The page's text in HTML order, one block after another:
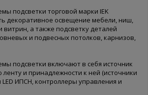
подсветки торговой марки IEK
декоративное освещение мебели, ниш,
витрин, а также подсветку деталей
и подвесных потолков, карнизов,
подсветки включают в себя источник
и принадлежности к ней (источники
ИПСН, контроллеры управления и